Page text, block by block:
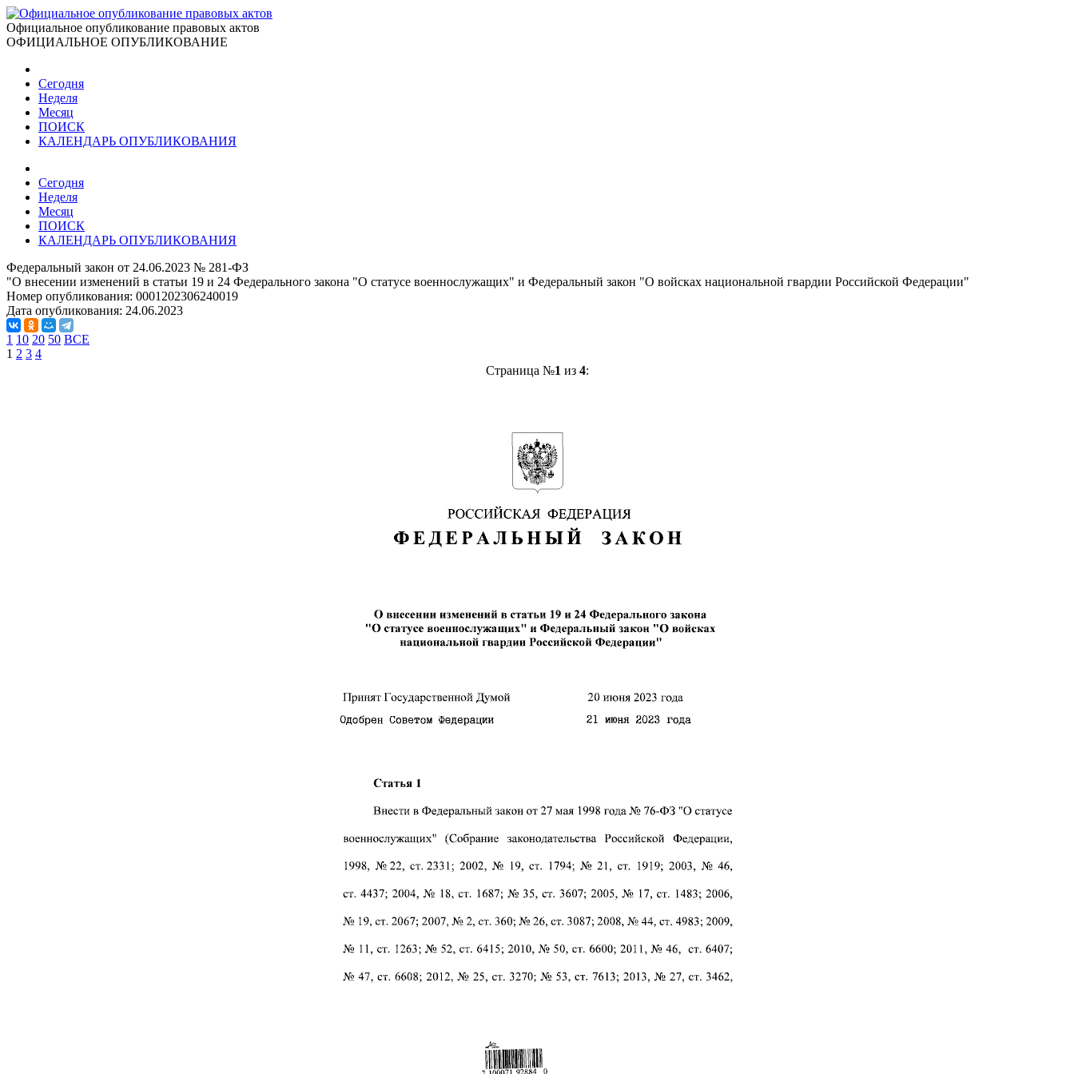
Официальное опубликование правовых актов
ОФИЦИАЛЬНОЕ ОПУБЛИКОВАНИЕ
Сегодня
Неделя
Месяц
ПОИСК
КАЛЕНДАРЬ ОПУБЛИКОВАНИЯ
Сегодня
Неделя
Месяц
ПОИСК
КАЛЕНДАРЬ ОПУБЛИКОВАНИЯ
Федеральный закон от 24.06.2023 № 281-ФЗ
"О внесении изменений в статьи 19 и 24 Федерального закона "О статусе военнослужащих" и Федеральный закон "О войсках национальной гвардии Российской Федерации"
Номер опубликования: 0001202306240019
Дата опубликования: 24.06.2023
1 10 20 50 ВСЕ
1 2 3 4
Страница №1 из 4: